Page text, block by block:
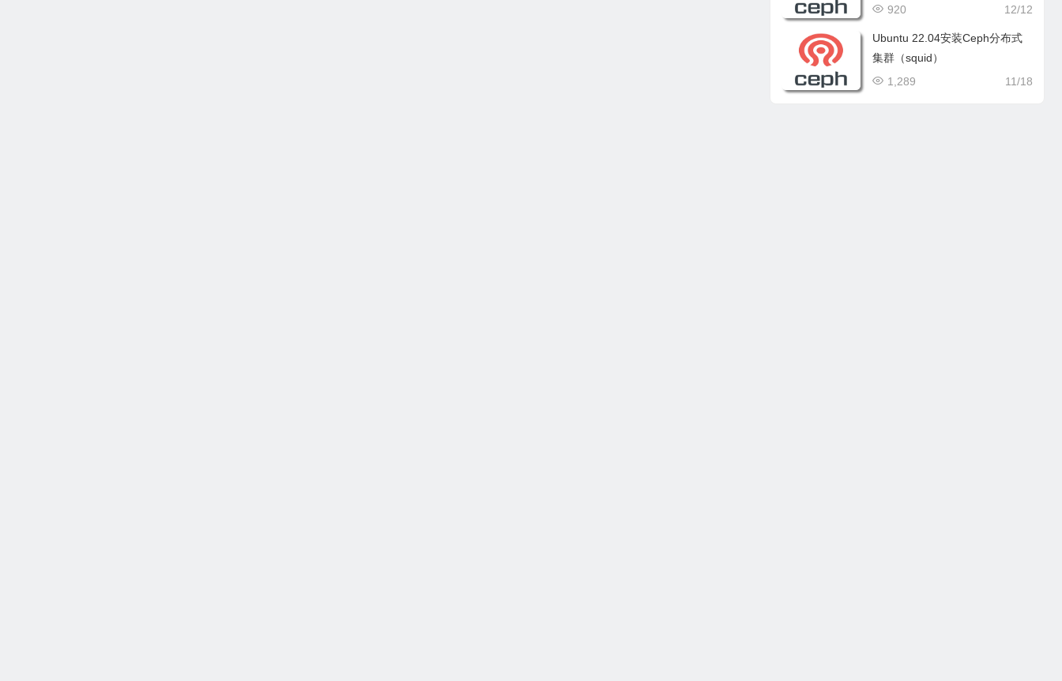
12/12
920
Ubuntu 22.04安装Ceph分布式
集群（squid）
11/18
1,289